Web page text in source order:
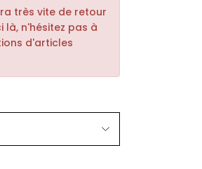
très vite de retour
là, n'hésitez pas à
d'articles